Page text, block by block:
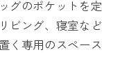
グのポケットを定
ビング、寝室など
く専用のスペース